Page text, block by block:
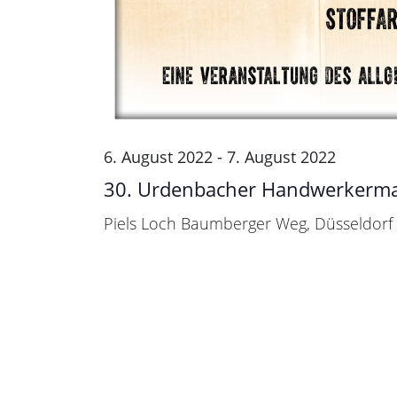
6. August 2022 - 7. August 2022
30. Urdenbacher
Piels Loch Baumberger Weg, Düsseldorf